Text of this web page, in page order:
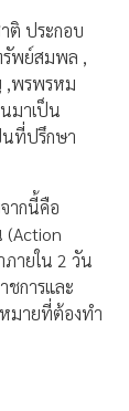
ติ ประกอบ
รัพย์สมพล ,
,พรพรหม
มาเป็น
นที่ปรึกษา
ากนี้คือ
(Action
ภายใน 2 วัน
ชการและ
มายที่ต้องทำ